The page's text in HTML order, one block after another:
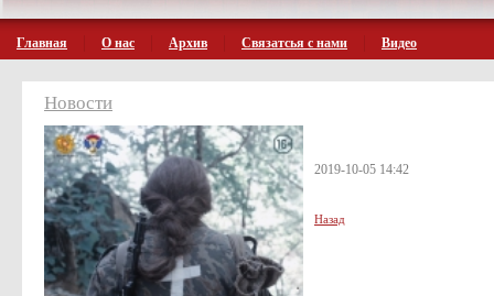
Главная О нас Архив Связатсья с нами Видео
Новости
2019-10-05 14:42
Назад